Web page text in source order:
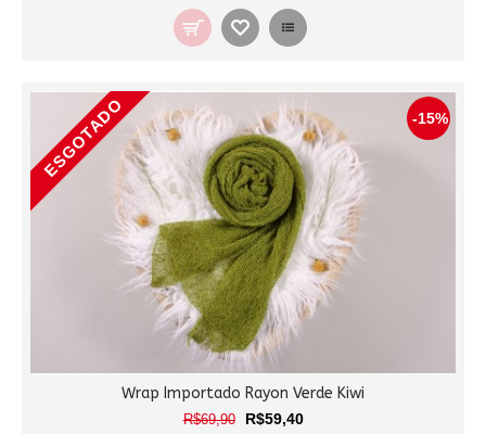
-15%
ESGOTADO
Wrap Importado Rayon Verde Kiwi
R$69,90 R$59,40